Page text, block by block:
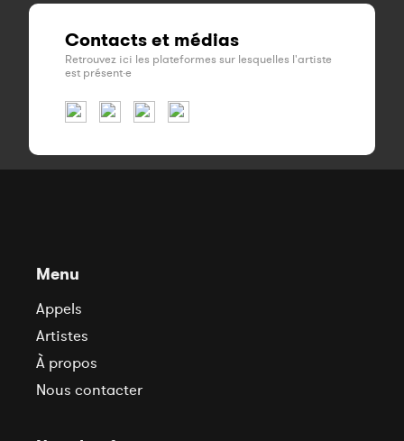
Contacts et médias
Retrouvez ici les plateformes sur lesquelles l'artiste
est présent·e
Menu
Appels
Artistes
À propos
Nous contacter